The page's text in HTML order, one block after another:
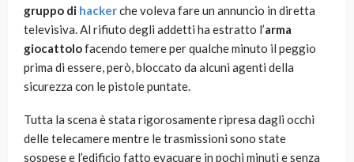
gruppo di hackerche voleva fare un annuncio in diretta
televisiva. Al rifiuto degli addetti ha estratto l’arma
giocattolofacendo temere per qualche minuto il peggio
prima di essere, però, bloccato da alcuni agenti della
sicurezza con le pistole puntate.
Tutta la scena è stata rigorosamente ripresa dagli occhi
delle telecamere mentre le trasmissioni sono state
sospese e l’edificio fatto evacuare in pochi minuti e senza